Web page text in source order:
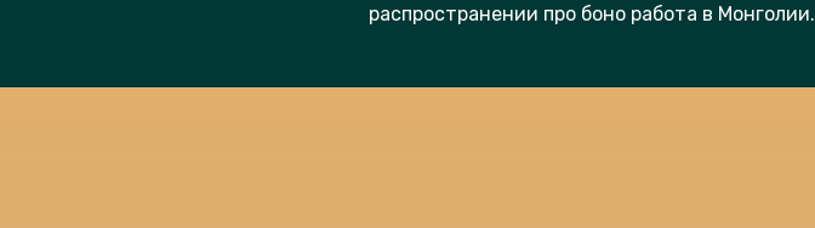
распространении про боно работа в Монголии.